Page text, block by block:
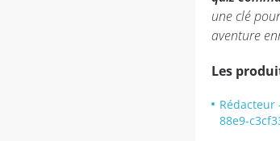
une clé
aventure
Les
Rédacteur
88e9-